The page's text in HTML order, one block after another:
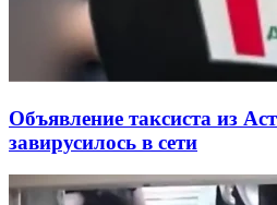
Объявление таксиста из
завирусилось в сети